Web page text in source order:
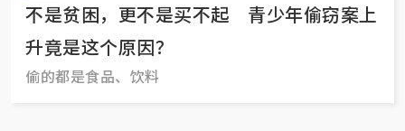
不是贫困，更不是买不起 青少年偷窃案上
升竟是这个原因？
偷的都是食品、饮料